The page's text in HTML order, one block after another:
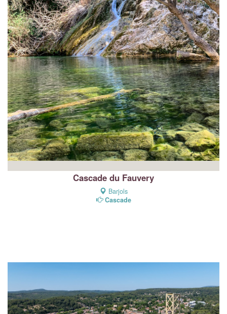
Cascade du Fauvery
Barjols
Cascade